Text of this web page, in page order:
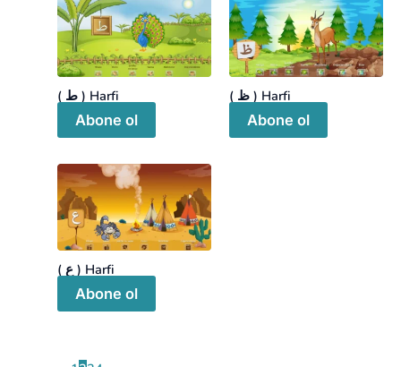
( ط ) Harfi
Abone ol
( ظ ) Harfi
Abone ol
( ع ) Harfi
Abone ol